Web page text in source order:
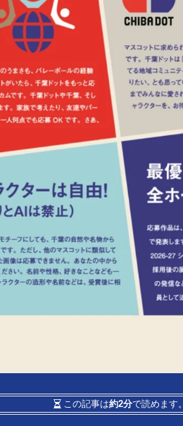
この記事は約2分で読めます。